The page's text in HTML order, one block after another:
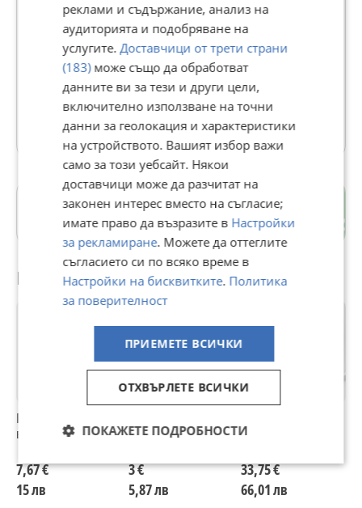
1729
749рейтинг
В Bazar.BG от 27 април 2021г.
Последно активен вчера в 07:23 ч.
5 Обяви
7-ми 11-ти километър
гр. София
Препоръчани за теб
Памет карти
видове
7,67 €
15 лв
100Mb
3 €
5,87 лв
,здравни карти,
връзка и
съвместимост с
Windows, Mac,
33,75 €
66,01 лв
реклами и съдържание, анализ на
аудиторията и подобряване на
услугите.Доставчици от трети страни
(183)може също да обработват
данните ви за тези и други цели,
включително използване на точни
данни за геолокация и характеристики
на устройството. Вашият избор важи
само за този уебсайт. Някои
доставчици може да разчитат на
законен интерес вместо на съгласие;
имате право да възразите в Настройки
за рекламиране. Можете да оттеглите
съгласието си по всяко време в
Настройки на бисквитките. Политика
за поверителност
ПРИЕМЕТЕ ВСИЧКИ
ОТХВЪРЛЕТЕ ВСИЧКИ
ПОКАЖЕТЕ ПОДРОБНОСТИ